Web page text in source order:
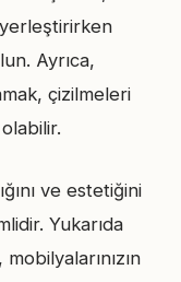
yerleştirirken
Ayrıca,
çizilmeleri
ve estetiğini
Yukarıda